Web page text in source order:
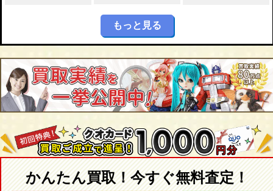
もっと見る
かんたん買取！今すぐ無料査定！